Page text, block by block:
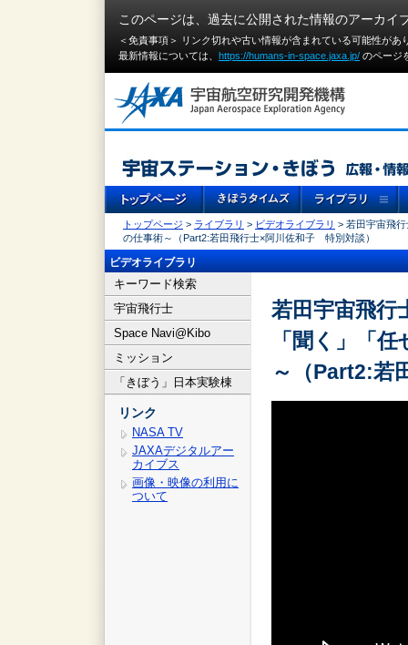
このページは、過去に公開された情報のアーカイ
＜免責事項＞ リンク切れや古い情報が含まれている可能性が
最新情報については、 https://humans-in-space.jaxa.jp/ のページ
トップページ > ライブラリ > ビデオライブラリ > 若田宇宙飛
の仕事術～（Part2:若田飛行士×阿川佐和子 特別対談）
ビデオライブラリ
キーワード検索
宇宙飛行士
Space Navi@Kibo
ミッション
「きぼう」日本実験棟
リンク
NASA TV
JAXAデジタルアー
カイブス
画像・映像の利用に
ついて
若田宇宙飛行
「聞く」「
～（Part2:若